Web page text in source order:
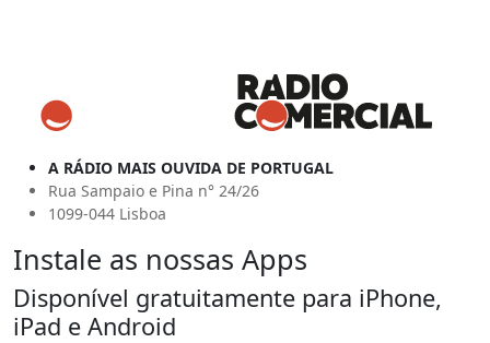
A RÁDIO MAIS OUVIDA DE PORTUGAL
Rua Sampaio e Pina n° 24/26
1099-044 Lisboa
Instale as nossas Apps
Disponível gratuitamente para iPhone,
iPad e Android